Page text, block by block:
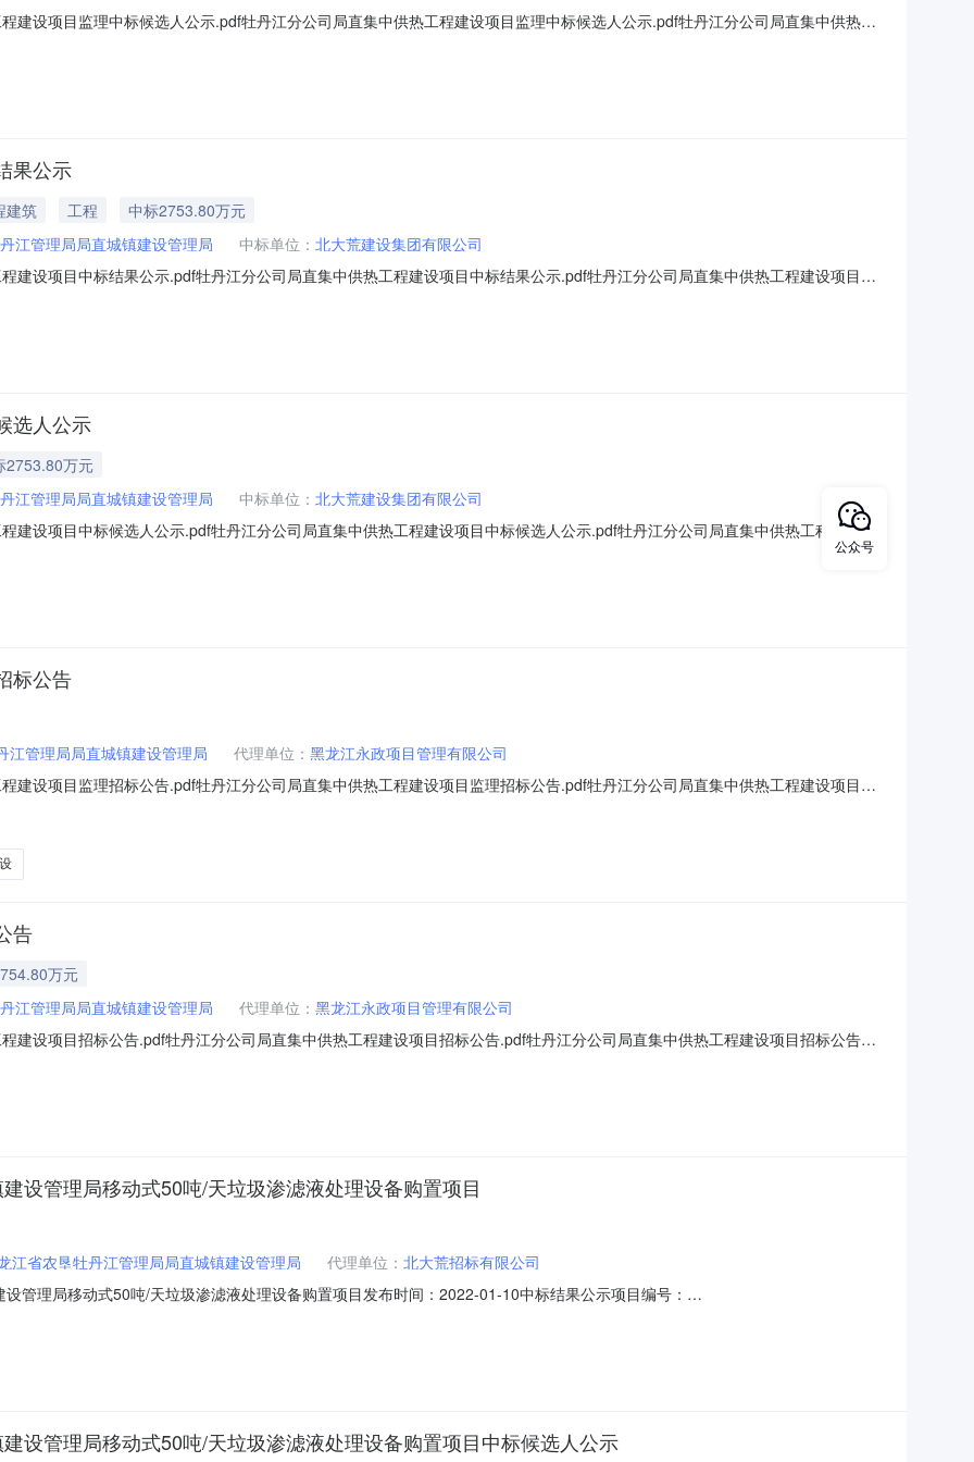
建设项目监理中标候选人公示.pdf牡丹江分公司局直集中供热工程建设项目监理中标候选人公示.pdf牡丹江分公司局直集中供热工
果公示
建筑 工程
中标2753.80万元
江管理局局直城镇建设管理局
中标单位： 北大荒建设集团有限公司
建设项目中标结果公示.pdf牡丹江分公司局直集中供热工程建设项目中标结果公示.pdf牡丹江分公司局直集中供热工程建设项目中
选人公示
2753.80万元
江管理局局直城镇建设管理局
中标单位： 北大荒建设集团有限公司
建设项目中标候选人公示.pdf牡丹江分公司局直集中供热工程建设项目中标候选人公示.pdf牡丹江分公司局直集中供热工程建设项
公示结束时间：2023年08月05日一、评标情况标段（包）[001]牡丹江分公司局直集中供热工程建设项目：1、中标候选人基本情
标公告
江管理局局直城镇建设管理局 代理单位： 黑龙江永政项目管理有限公司
建设项目监理招标公告.pdf牡丹江分公司局直集中供热工程建设项目监理招标公告.pdf牡丹江分公司局直集中供热工程建设项目监
告
万元
江管理局局直城镇建设管理局
代理单位： 黑龙江永政项目管理有限公司
建设项目招标公告.pdf牡丹江分公司局直集中供热工程建设项目招标公告.pdf牡丹江分公司局直集中供热工程建设项目招标公告
设管理局移动式50吨/天垃圾渗滤液处理设备购置项目
江省农垦牡丹江管理局局直城镇建设管理局 代理单位： 北大荒招标有限公司
管理局移动式50吨/天垃圾渗滤液处理设备购置项目发布时间：2022-01-10中标结果公示项目编号：
设管理局移动式50吨/天垃圾渗滤液处理设备购置项目中标候选人公示
公众号